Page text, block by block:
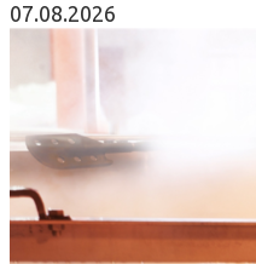
07.08.2026